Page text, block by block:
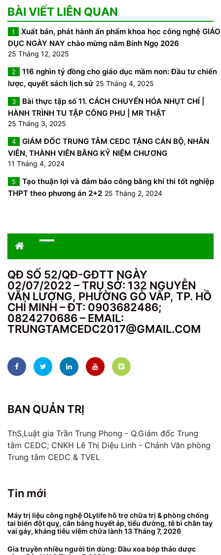
BÀI VIẾT LIÊN QUAN
1
Xuất bản, phát hành ấn phẩm khoa học công nghệ GIÁO
DỤC NGÀY NAY chào mừng năm Bính Ngọ 2026
25 Tháng 12, 2025
2
116 nghìn tỷ đồng cho giáo dục mầm non: Đầu tư chiến
lược, quyết sách lịch sử 25 Tháng 4, 2025
3
Bài thực tập số 11. CÁCH CHUYỂN HÓA NHỤT CHÍ |
HÀNH TRÌNH TU TẬP CÔNG PHU | MR THẬT
25 Tháng 3, 2025
4
GIÁM ĐỐC TRUNG TÂM CEDC TẶNG CÁN BỘ, NHÂN
VIÊN, THÀNH VIÊN BẰNG KỶ NIỆM CHƯƠNG
11 Tháng 4, 2024
5
Tạo thuận lợi và đảm bảo công bằng khi thi tốt nghiệp
THPT theo phương án 2+2 25 Tháng 2, 2024
QĐ SỐ 52/QĐ-GĐTT NGÀY
02/07/2022 – TRỤ SỞ: 132 NGUYỄN
VĂN LƯỢNG, PHƯỜNG GÒ VẤP, TP. HỒ
CHÍ MINH – ĐT: 0903682486;
0824270686 – EMAIL:
TRUNGTAMCEDC2017@GMAIL.COM
BAN QUẢN TRỊ
ThS,Luật gia Trần Trung Phong - Q.Giám đốc Trung
tâm CEDC; CNKH Lê Thị Diệu Linh - Chánh Văn phòng
Trung tâm CEDC & TVEL
Tin mới
Máy trị liệu công nghệ OLylife hỗ trợ chữa trị & phòng chống
tai biến đột quỵ, cân bằng huyết áp, tiểu đường, tê bì chân tay
vai gáy, kháng tiêu viêm chữa lành 13 Tháng 7, 2026
Gia truyền nhiều người tin dùng: Dầu xoa bóp thảo dược